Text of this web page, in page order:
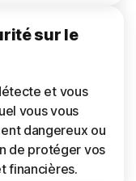
sur le
et vous
vous vous
dangereux ou
de protéger vos
financières.